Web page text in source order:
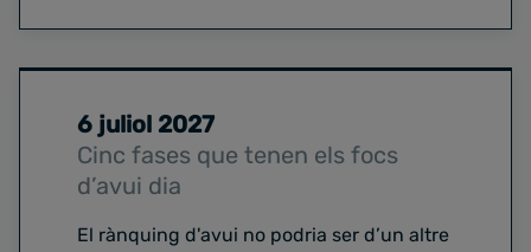
6 juliol 2027
Cinc fases que tenen els focs
d’avui dia
El rànquing d'avui no podria ser d’un altre